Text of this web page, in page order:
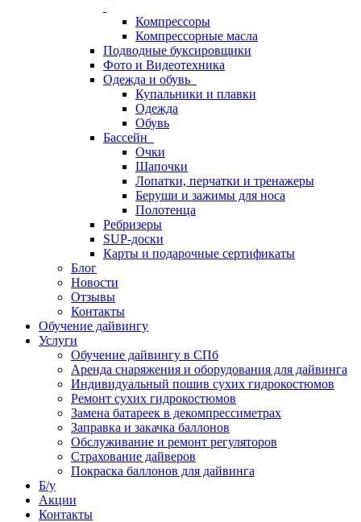
Компрессоры
Компрессорные масла
Подводные буксировщики
Фото и Видеотехника
Одежда и обувь
Купальники и плавки
Одежда
Обувь
Бассейн
Очки
Шапочки
Лопатки, перчатки и тренажеры
Беруши и зажимы для носа
Полотенца
Ребризеры
SUP-доски
Карты и подарочные сертификаты
Блог
Новости
Отзывы
Контакты
Обучение дайвингу
Услуги
Обучение дайвингу в СПб
Аренда снаряжения и оборудования для дайвинга
Индивидуальный пошив сухих гидрокостюмов
Ремонт сухих гидрокостюмов
Замена батареек в декомпрессиметрах
Заправка и закачка баллонов
Обслуживание и ремонт регуляторов
Страхование дайверов
Покраска баллонов для дайвинга
Б/у
Акции
Контакты